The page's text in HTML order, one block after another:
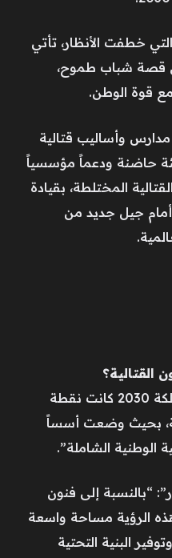
خطفت الأنظار، تأتي
قصة شباب طموح،
قوة الوطن.
وأساليب قتالية
حاضنة ودعماً مؤسسياً
المختلطة، بقيادة
جيل جديد من
القتالية؟
تؤكد الخميس أن “رؤية المملكة 2030 كانت نقطة
بحيث وضعت أسساً
الوطنية الشاملة”.
“بالنسبة إلى فنون
هذه الرؤية مساحة واسعة
البنية التحتية